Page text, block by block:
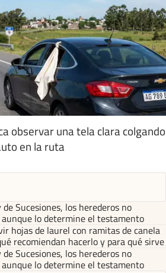
observar una tela clara colgando
en la ruta
Sucesiones, los herederos no
lo determine el testamento
hojas de laurel con ramitas de canela
recomiendan hacerlo y para qué sirve
Sucesiones, los herederos no
lo determine el testamento